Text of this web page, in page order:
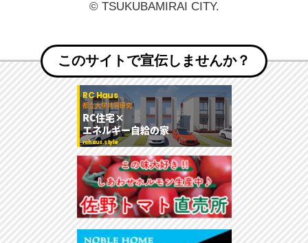
© TSUKUBAMIRAI CITY.
このサイトで宣伝しませんか？